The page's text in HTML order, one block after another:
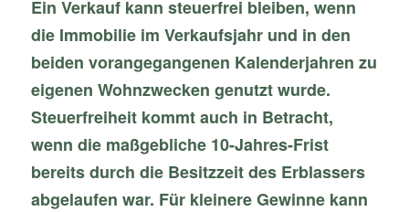
Ein Verkauf kann steuerfrei bleiben, wenn
die Immobilie im Verkaufsjahr und in den
beiden vorangegangenen Kalenderjahren zu
eigenen Wohnzwecken genutzt wurde.
Steuerfreiheit kommt auch in Betracht,
wenn die maßgebliche 10-Jahres-Frist
bereits durch die Besitzzeit des Erblassers
abgelaufen war. Für kleinere Gewinne kann